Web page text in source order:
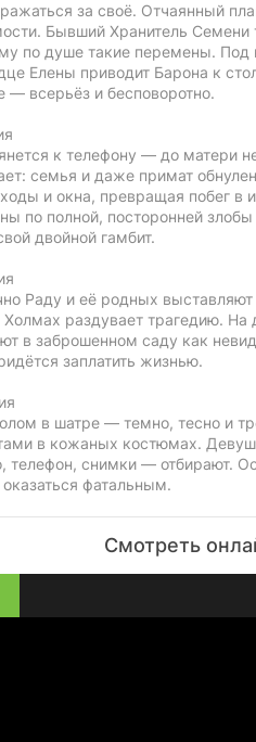
за своё. Отчаянный
Бывший Хранитель Семени
по душе такие перемены. Под
Елены приводит Барона к
— всерьёз и бесповоротно.
к телефону — до матери
семья и даже примат
и окна, превращая побег в
по полной, посторонней
двойной гамбит.
Раду и её родных выставляют
Холмах раздувает трагедию.
в заброшенном саду как
заплатить жизнью.
в шатре — темно, тесно и
в кожаных костюмах.
телефон, снимки — отбирают.
фатальным.
Смотреть